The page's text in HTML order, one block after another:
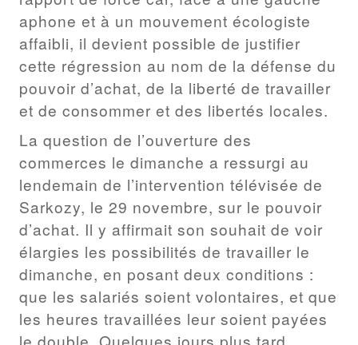
aphone et à un mouvement écologiste
affaibli, il devient possible de justifier
cette régression au nom de la défense du
pouvoir d’achat, de la liberté de travailler
et de consommer et des libertés locales.
La question de l’ouverture des
commerces le dimanche a ressurgi au
lendemain de l’intervention télévisée de
Sarkozy, le 29 novembre, sur le pouvoir
d’achat. Il y affirmait son souhait de voir
élargies les possibilités de travailler le
dimanche, en posant deux conditions :
que les salariés soient volontaires, et que
les heures travaillées leur soient payées